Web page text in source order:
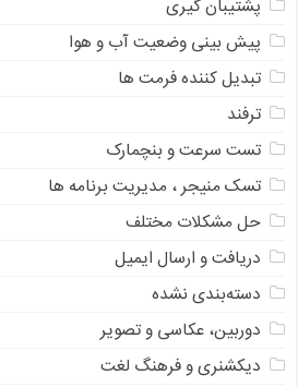
پشتیبان گیری
پیش بینی وضعیت آب و هوا
تبدیل کننده فرمت ها
ترفند
تست سرعت و بنچمارک
تسک منیجر ، مدیریت برنامه ها
حل مشکلات مختلف
دریافت و ارسال ایمیل
دسته‌بندی نشده
دوربین، عکاسی و تصویر
دیکشنری و فرهنگ لغت